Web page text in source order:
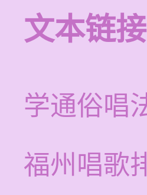
文本链接
学通俗唱
福州唱歌